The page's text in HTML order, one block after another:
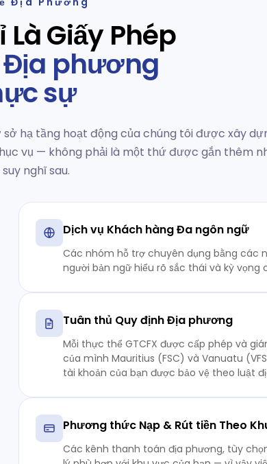
Giấy Phép
Địa phương
sự
hạ tầng hoạt động của chúng tôi được xây
vụ — không phải là một thứ được gắn thêm
nghĩ sau.
Dịch vụ Khách hàng Đa ngôn ngữ
Các nhóm hỗ trợ chuyên dụng bằng các
người bản ngữ hiểu rõ sắc thái và kỳ vọng
Tuân thủ Quy định Địa phương
Mỗi thực thể GTCFX được cấp phép và
của mình Mauritius (FSC) và Vanuatu
tài khoản của bạn được bảo vệ theo luật
Phương thức Nạp & Rút tiền Theo
Các kênh thanh toán địa phương, tùy